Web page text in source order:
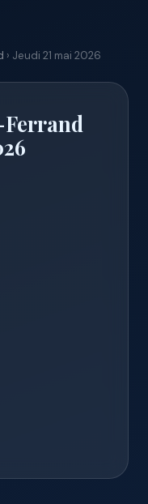
› Jeudi 21 mai 2026